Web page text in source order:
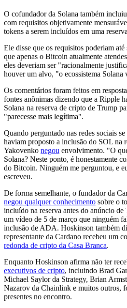
O cofundador da Solana também
com requisitos objetivamente
tokens a serem incluídos em uma
Ele disse que os requisitos poderiam
que apenas o Bitcoin atualmente
eles deveriam ser "racionalmente
houver um alvo, "o ecossistema Solana
Os comentários foram feitos em
fontes anônimas dizendo que a Ripple
Solana na reserva de cripto de Trump
"parecesse mais legítima".
Quando perguntado nas redes sociais
haviam proposto a inclusão do SOL na
Yakovenko negou envolvimento. "O
Solana? Neste ponto, é honestamente
do Bitcoin. Ninguém me perguntou, e
escreveu.
De forma semelhante, o fundador da
negou qualquer conhecimento sobre o
incluído na reserva antes do anúncio
um vídeo de 5 de março que ninguém
inclusão de ADA. Hoskinson também
representante da Cardano recebeu um
redonda de cripto da Casa Branca.
Enquanto Hoskinson afirma não ter
executivos de cripto, incluindo Brad
Michael Saylor da Strategy, Brian
Nazarov da Chainlink e muitos outros,
presentes no encontro.